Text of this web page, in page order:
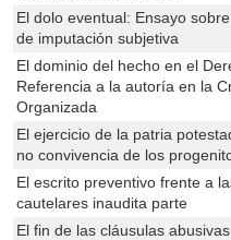
El dolo eventual: Ensayo
de imputación subjetiva
El dominio del hecho en el
Referencia a la autoría en la
Organizada
El ejercicio de la patria
no convivencia de los
El escrito preventivo frente a
cautelares inaudita parte
El fin de las cláusulas